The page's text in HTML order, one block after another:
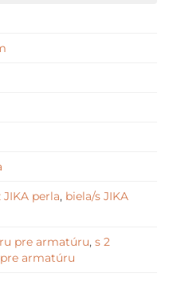
JIKA perla, biela/s JIKA
pre armatúru, s 2
armatúru